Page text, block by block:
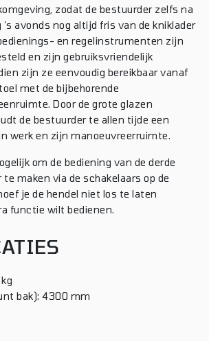
zodat de bestuurder zelfs na
’s avonds nog altijd fris van de kniklader
en regelinstrumenten zijn
en zijn gebruiksvriendelijk
zijn ze eenvoudig bereikbaar vanaf
met de bijbehorende
Door de grote glazen
de bestuurder te allen tijde een
werk en zijn manoeuvreerruimte.
om de bediening van de derde
maken via de schakelaars op de
je de hendel niet los te laten
functie wilt bedienen.
bak): 4300 mm